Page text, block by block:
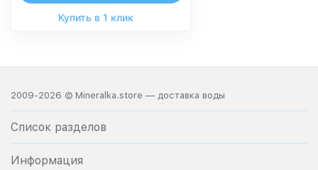
Купить в 1 клик
2009-2026 © Mineralka.store — доставка воды
Список разделов
Информация